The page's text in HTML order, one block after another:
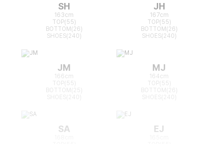
SH
163cm
TOP(55)
BOTTOM(26)
SHOES(240)
JH
167cm
TOP(55)
BOTTOM(26)
SHOES(240)
JM
166cm
TOP(55)
BOTTOM(25)
MJ
164cm
TOP(55)
BOTTOM(26)
SA EJ